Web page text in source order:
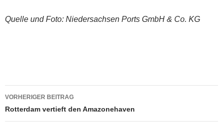
Quelle und Foto: Niedersachsen Ports GmbH & Co. KG
Beitragsnavigation
VORHERIGER BEITRAG
Rotterdam vertieft den Amazonehaven